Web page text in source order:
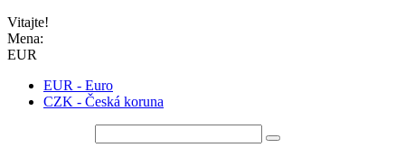
Vitajte!
Mena:
EUR
EUR - Euro
CZK - Česká koruna